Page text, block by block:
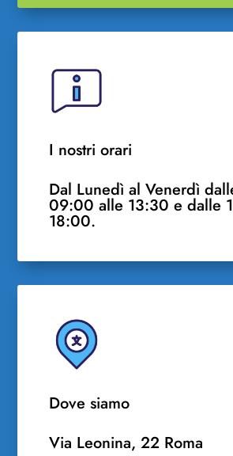
I nostri orari
Dal Lunedì al Venerdì
09:00 alle 13:30 e dalle
18:00.
Dove siamo
Via Leonina, 22 Roma